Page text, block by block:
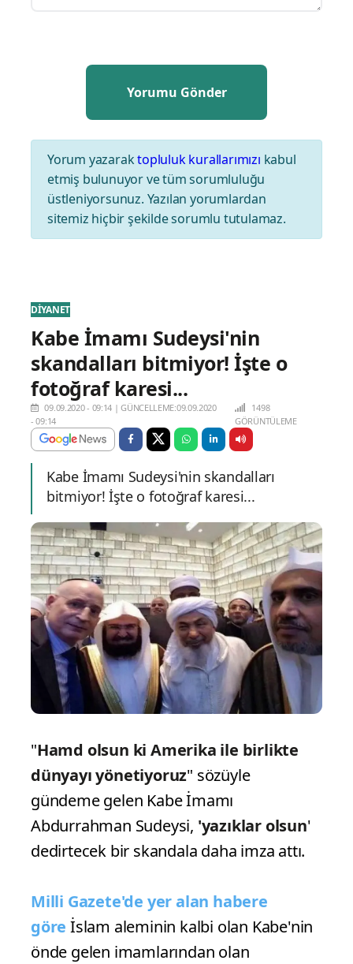
Yorum yazaraktopluluk kurallarımızı kabul
etmiş bulunuyor ve tüm sorumluluğu
üstleniyorsunuz. Yazılan yorumlardan
sitemiz hiçbir şekilde sorumlu tutulamaz.
DİYANET
Kabe İmamı Sudeysi'nin
skandalları bitmiyor! İşte o
fotoğraf karesi...
09.09.2020 - 09:14 |GÜNCELLEME:09.09.2020
- 09:14
1498
GÖRÜNTÜLEME
Kabe İmamı Sudeysi'nin skandalları
bitmiyor! İşte o fotoğraf karesi...
"Hamd olsun ki Amerika ile birlikte
dünyayı yönetiyoruz" sözüyle
gündeme gelen Kabe İmamı
Abdurrahman Sudeysi, 'yazıklar olsun'
dedirtecek bir skandala daha imza attı.
Milli Gazete'de yer alan habere
göre İslam aleminin kalbi olan Kabe'nin
önde gelen imamlarından olan